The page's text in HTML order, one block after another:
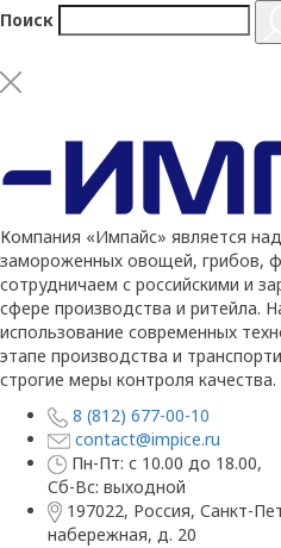
Поиск
Компания «Импайс» является
замороженных овощей, грибов,
сотрудничаем с российскими и
сфере производства и ритейла.
использование современных
этапе производства и
строгие меры контроля качества.
8 (812) 677-00-10
contact@impice.ru
Пн-Пт: с 10.00 до 18.00,
Сб-Вс: выходной
197022, Россия, Санкт-
набережная, д. 20